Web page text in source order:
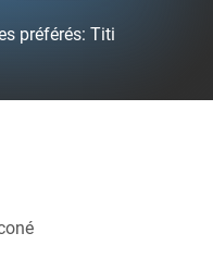
préférés: Titi